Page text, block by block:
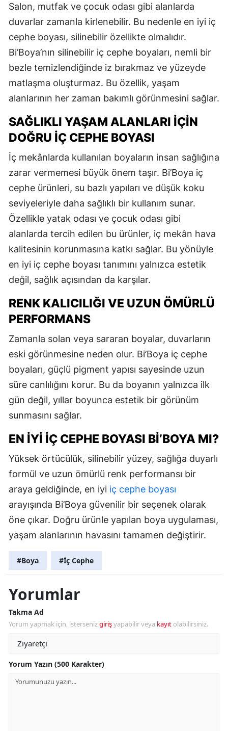
Salon, mutfak ve çocuk odası gibi alanlarda
duvarlar zamanla kirlenebilir. Bu nedenle en iyi iç
cephe boyası, silinebilir özellikte olmalıdır.
Bi’Boya’nın silinebilir iç cephe boyaları, nemli bir
bezle temizlendiğinde iz bırakmaz ve yüzeyde
matlaşma oluşturmaz. Bu özellik, yaşam
alanlarının her zaman bakımlı görünmesini sağlar.
SAĞLIKLI YAŞAM ALANLARI İÇIN
DOĞRU İÇ CEPHE BOYASI
İç mekânlarda kullanılan boyaların insan sağlığına
zarar vermemesi büyük önem taşır. Bi’Boya iç
cephe ürünleri, su bazlı yapıları ve düşük koku
seviyeleriyle daha sağlıklı bir kullanım sunar.
Özellikle yatak odası ve çocuk odası gibi
alanlarda tercih edilen bu ürünler, iç mekân hava
kalitesinin korunmasına katkı sağlar. Bu yönüyle
en iyi iç cephe boyası tanımını yalnızca estetik
değil, sağlık açısından da karşılar.
RENK KALICILIĞI VE UZUN ÖMÜRLÜ
PERFORMANS
Zamanla solan veya sararan boyalar, duvarların
eski görünmesine neden olur. Bi’Boya iç cephe
boyaları, güçlü pigment yapısı sayesinde uzun
süre canlılığını korur. Bu da boyanın yalnızca ilk
gün değil, yıllar boyunca estetik bir görünüm
sunmasını sağlar.
EN İYI İÇ CEPHE BOYASI BI’BOYA MI?
Yüksek örtücülük, silinebilir yüzey, sağlığa duyarlı
formül ve uzun ömürlü renk performansı bir
araya geldiğinde, en iyi iç cephe boyası
arayışında Bi’Boya güvenilir bir seçenek olarak
öne çıkar. Doğru ürünle yapılan boya uygulaması,
yaşam alanlarının havasını tamamen değiştirir.
#Boya #İç Cephe
Yorumlar
Takma Ad
Yorum yapmak için, istersenizgirişyapabilir veya kayıt olabilirsiniz.
Yorum Yazın (500 Karakter)